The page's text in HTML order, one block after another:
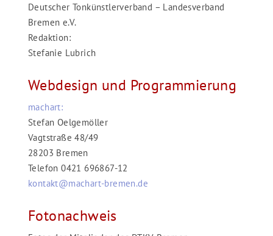
Deutscher Tonkünstlerverband – Landesverband
Bremen e.V.
Redaktion:
Stefanie Lubrich
Webdesign und Programmierung
machart:
Stefan Oelgemöller
Vagtstraße 48/49
28203 Bremen
Telefon 0421 696867-12
kontakt@machart-bremen.de
Fotonachweis